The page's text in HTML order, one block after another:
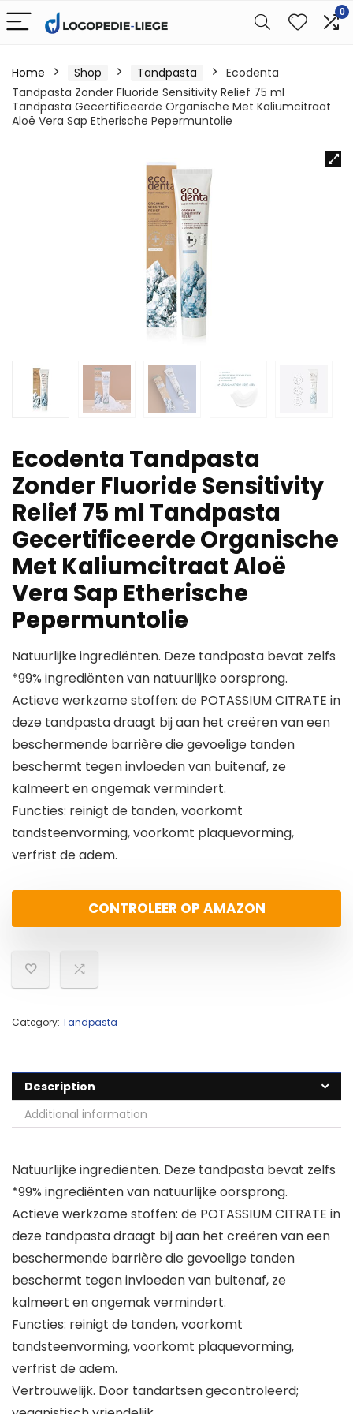
0
Home Shop Tandpasta
Ecodenta
Tandpasta Zonder Fluoride Sensitivity Relief 75 ml
Tandpasta Gecertificeerde Organische Met Kaliumcitraat
Aloë Vera Sap Etherische Pepermuntolie
Ecodenta Tandpasta
Zonder Fluoride Sensitivity
Relief 75 ml Tandpasta
Gecertificeerde Organische
Met Kaliumcitraat Aloë
Vera Sap Etherische
Pepermuntolie
Natuurlijke ingrediënten. Deze tandpasta bevat zelfs
*99% ingrediënten van natuurlijke oorsprong.
Actieve werkzame stoffen: de POTASSIUM CITRATE in
deze tandpasta draagt bij aan het creëren van een
beschermende barrière die gevoelige tanden
beschermt tegen invloeden van buitenaf, ze
kalmeert en ongemak vermindert.
Functies: reinigt de tanden, voorkomt
tandsteenvorming, voorkomt plaquevorming,
verfrist de adem.
CONTROLEER OP AMAZON
Category: Tandpasta
Description
Additional information
Natuurlijke ingrediënten. Deze tandpasta bevat zelfs
*99% ingrediënten van natuurlijke oorsprong.
Actieve werkzame stoffen: de POTASSIUM CITRATE in
deze tandpasta draagt bij aan het creëren van een
beschermende barrière die gevoelige tanden
beschermt tegen invloeden van buitenaf, ze
kalmeert en ongemak vermindert.
Functies: reinigt de tanden, voorkomt
tandsteenvorming, voorkomt plaquevorming,
verfrist de adem.
Vertrouwelijk. Door tandartsen gecontroleerd;